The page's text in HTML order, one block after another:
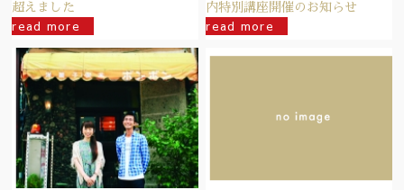
超えました
read more
内特別講座開催のお知らせ
read more